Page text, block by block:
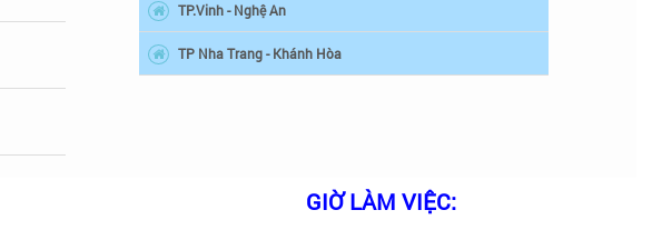
TP.Vinh - Nghệ An
TP Nha Trang - Khánh Hòa
GIỜ LÀM VIỆC: